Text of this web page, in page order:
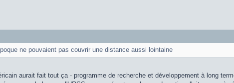
ne pouvaient pas couvrir une distance aussi lointaine
aurait fait tout ça - programme de recherche et développement à long